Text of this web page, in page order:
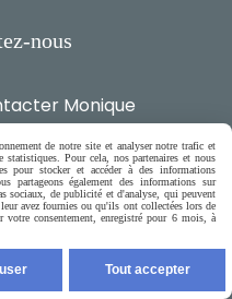
nous
Monique
de notre site et analyser notre trafic et
Pour cela, nos partenaires et nous
pour stocker et accéder à des informations
partageons également des informations sur
sociaux, de publicité et d'analyse, qui peuvent
avez fournies ou qu'ils ont collectées lors de
consentement, enregistré pour 6 mois, à
Tout accepter